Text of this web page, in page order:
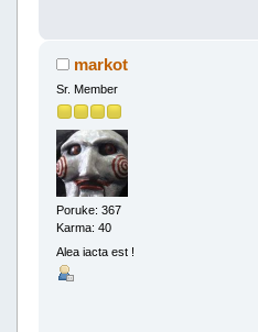
markot
Sr. Member
Poruke: 367
Karma: 40
Alea iacta est !